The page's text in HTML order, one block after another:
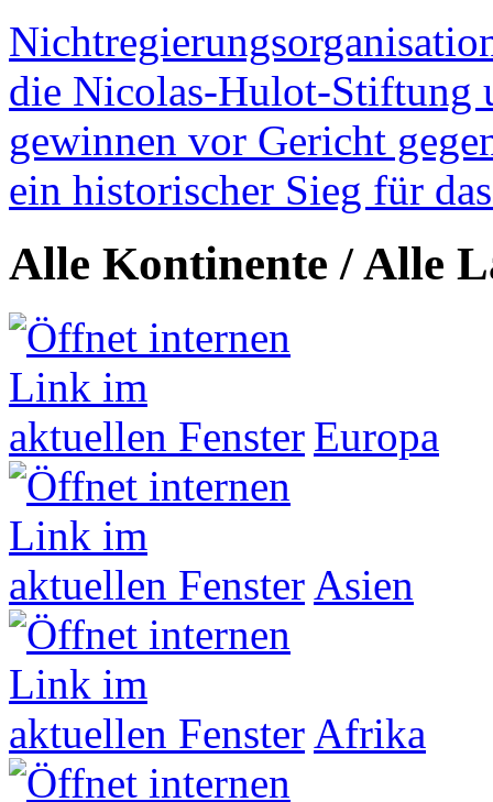
die Nicolas-Hulot-Stiftung
gewinnen vor Gericht
ein historischer Sieg für
Alle Kontinente / Alle
Europa
Asien
Afrika